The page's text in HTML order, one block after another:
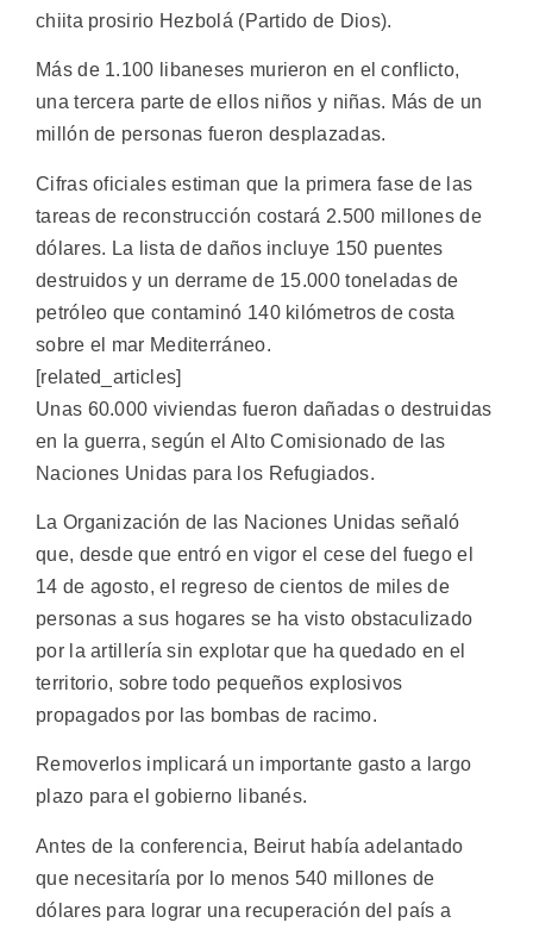
chiita prosirio Hezbolá (Partido de Dios).
Más de 1.100 libaneses murieron en el conflicto,
una tercera parte de ellos niños y niñas. Más de un
millón de personas fueron desplazadas.
Cifras oficiales estiman que la primera fase de las
tareas de reconstrucción costará 2.500 millones de
dólares. La lista de daños incluye 150 puentes
destruidos y un derrame de 15.000 toneladas de
petróleo que contaminó 140 kilómetros de costa
sobre el mar Mediterráneo.
[related_articles]
Unas 60.000 viviendas fueron dañadas o destruidas
en la guerra, según el Alto Comisionado de las
Naciones Unidas para los Refugiados.
La Organización de las Naciones Unidas señaló
que, desde que entró en vigor el cese del fuego el
14 de agosto, el regreso de cientos de miles de
personas a sus hogares se ha visto obstaculizado
por la artillería sin explotar que ha quedado en el
territorio, sobre todo pequeños explosivos
propagados por las bombas de racimo.
Removerlos implicará un importante gasto a largo
plazo para el gobierno libanés.
Antes de la conferencia, Beirut había adelantado
que necesitaría por lo menos 540 millones de
dólares para lograr una recuperación del país a